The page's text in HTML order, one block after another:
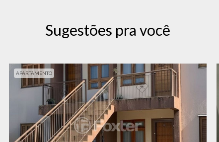
Sugestões pra você
APARTAMENTO